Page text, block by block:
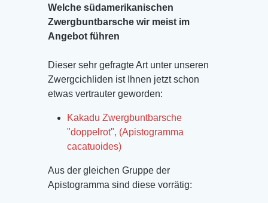
Welche südamerikanischen
Zwergbuntbarsche wir meist im
Angebot führen
Dieser sehr gefragte Art unter unseren
Zwergcichliden ist Ihnen jetzt schon
etwas vertrauter geworden:
Kakadu Zwergbuntbarsche
"doppelrot", (Apistogramma
cacatuoides)
Aus der gleichen Gruppe der
Apistogramma sind diese vorrätig: